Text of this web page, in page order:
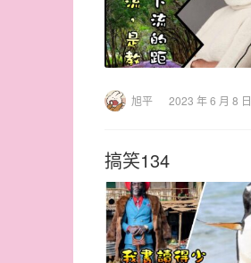
旭平 2023 年 6 月 8 日
搞笑134